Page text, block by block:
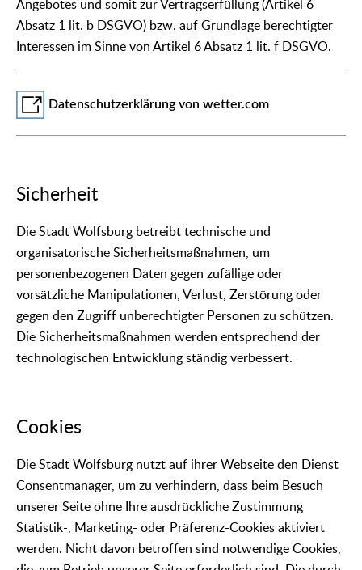
Angebotes und somit zur Vertragserfüllung (Artikel 6
Absatz 1 lit. b DSGVO) bzw. auf Grundlage berechtigter
Interessen im Sinne von Artikel 6 Absatz 1 lit. f DSGVO.
Datenschutzerklärung von wetter.com
Sicherheit
Die Stadt Wolfsburg betreibt technische und
organisatorische Sicherheitsmaßnahmen, um
personenbezogenen Daten gegen zufällige oder
vorsätzliche Manipulationen, Verlust, Zerstörung oder
gegen den Zugriff unberechtigter Personen zu schützen.
Die Sicherheitsmaßnahmen werden entsprechend der
technologischen Entwicklung ständig verbessert.
Cookies
Die Stadt Wolfsburg nutzt auf ihrer Webseite den Dienst
Consentmanager, um zu verhindern, dass beim Besuch
unserer Seite ohne Ihre ausdrückliche Zustimmung
Statistik-, Marketing- oder Präferenz-Cookies aktiviert
werden. Nicht davon betroffen sind notwendige Cookies,